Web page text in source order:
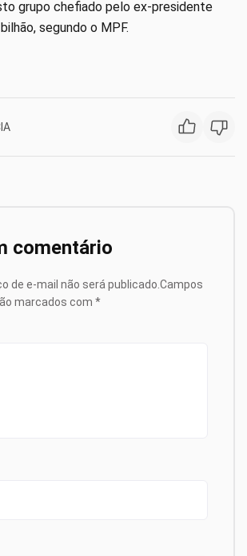
grupo chefiado pelo ex-presidente
segundo o MPF.
comentário
de e-mail não será publicado.Campos
marcados com *